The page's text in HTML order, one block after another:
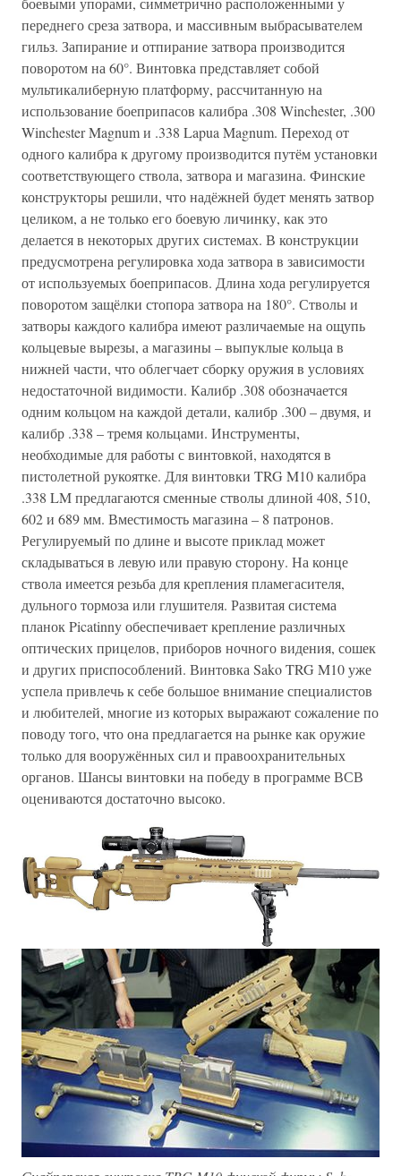
переднего среза затвора, и массивным выбрасывателем
гильз. Запирание и отпирание затвора производится
поворотом на 60°. Винтовка представляет собой
мультикалиберную платформу, рассчитанную на
использование боеприпасов калибра .308 Winchester, .300
Winchester Magnum и .338 Lapua Magnum. Переход от
одного калибра к другому производится путём установки
соответствующего ствола, затвора и магазина. Финские
конструкторы решили, что надёжней будет менять затвор
целиком, а не только его боевую личинку, как это
делается в некоторых других системах. В конструкции
предусмотрена регулировка хода затвора в зависимости
от используемых боеприпасов. Длина хода регулируется
поворотом защёлки стопора затвора на 180°. Стволы и
затворы каждого калибра имеют различаемые на ощупь
кольцевые вырезы, а магазины – выпуклые кольца в
нижней части, что облегчает сборку оружия в условиях
недостаточной видимости. Калибр .308 обозначается
одним кольцом на каждой детали, калибр .300 – двумя, и
калибр .338 – тремя кольцами. Инструменты,
необходимые для работы с винтовкой, находятся в
пистолетной рукоятке. Для винтовки TRG M10 калибра
.338 LM предлагаются сменные стволы длиной 408, 510,
602 и 689 мм. Вместимость магазина – 8 патронов.
Регулируемый по длине и высоте приклад может
складываться в левую или правую сторону. На конце
ствола имеется резьба для крепления пламегасителя,
дульного тормоза или глушителя. Развитая система
планок Picatinny обеспечивает крепление различных
оптических прицелов, приборов ночного видения, сошек
и других приспособлений. Винтовка Sako TRG M10 уже
успела привлечь к себе большое внимание специалистов
и любителей, многие из которых выражают сожаление по
поводу того, что она предлагается на рынке как оружие
только для вооружённых сил и правоохранительных
органов. Шансы винтовки на победу в программе ВСВ
оцениваются достаточно высоко.